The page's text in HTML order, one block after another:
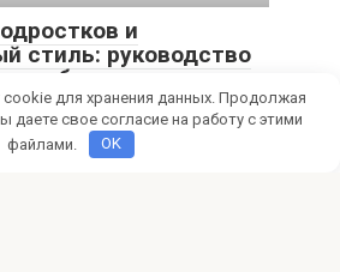
и
стиль: руководство
блога
блоге и доходе? Узнай, как создать
для подростков, привлечь
cookie для хранения данных. Продолжая
даете свое согласие на работу с этими
файлами.
OK